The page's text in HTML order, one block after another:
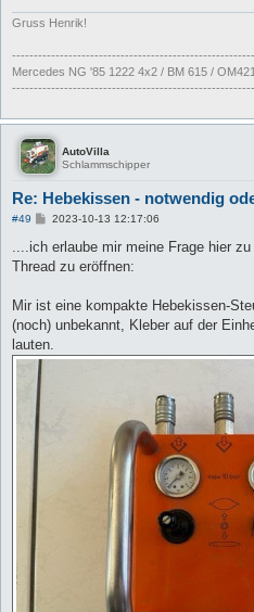
Gruss Henrik!
Mercedes NG '85 1222 4x2 / BM 615 /
AutoVilla
Schlammschipper
Re: Hebekissen - notwendig
#49
B
i
r
2023-10-13 12:17:06
....ich erlaube mir meine Frage hier
Thread zu eröffnen:
Mir ist eine kompakte Hebekissen-
(noch) unbekannt, Kleber auf der
lauten.